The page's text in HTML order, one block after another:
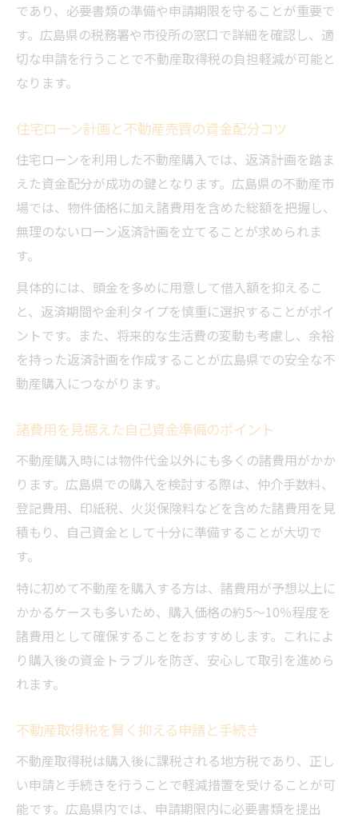
であり、必要書類の準備や申請期限を守ることが重要で
す。広島県の税務署や市役所の窓口で詳細を確認し、適
切な申請を行うことで不動産取得税の負担軽減が可能と
なります。
住宅ローン計画と不動産売買の資金配分コツ
住宅ローンを利用した不動産購入では、返済計画を踏ま
えた資金配分が成功の鍵となります。広島県の不動産市
場では、物件価格に加え諸費用を含めた総額を把握し、
無理のないローン返済計画を立てることが求められま
す。
具体的には、頭金を多めに用意して借入額を抑えるこ
と、返済期間や金利タイプを慎重に選択することがポイ
ントです。また、将来的な生活費の変動も考慮し、余裕
を持った返済計画を作成することが広島県での安全な不
動産購入につながります。
諸費用を見据えた自己資金準備のポイント
不動産購入時には物件代金以外にも多くの諸費用がかか
ります。広島県での購入を検討する際は、仲介手数料、
登記費用、印紙税、火災保険料などを含めた諸費用を見
積もり、自己資金として十分に準備することが大切で
す。
特に初めて不動産を購入する方は、諸費用が予想以上に
かかるケースも多いため、購入価格の約5～10％程度を
諸費用として確保することをおすすめします。これによ
り購入後の資金トラブルを防ぎ、安心して取引を進めら
れます。
不動産取得税を賢く抑える申請と手続き
不動産取得税は購入後に課税される地方税であり、正し
い申請と手続きを行うことで軽減措置を受けることが可
能です。広島県内では、申請期限内に必要書類を提出